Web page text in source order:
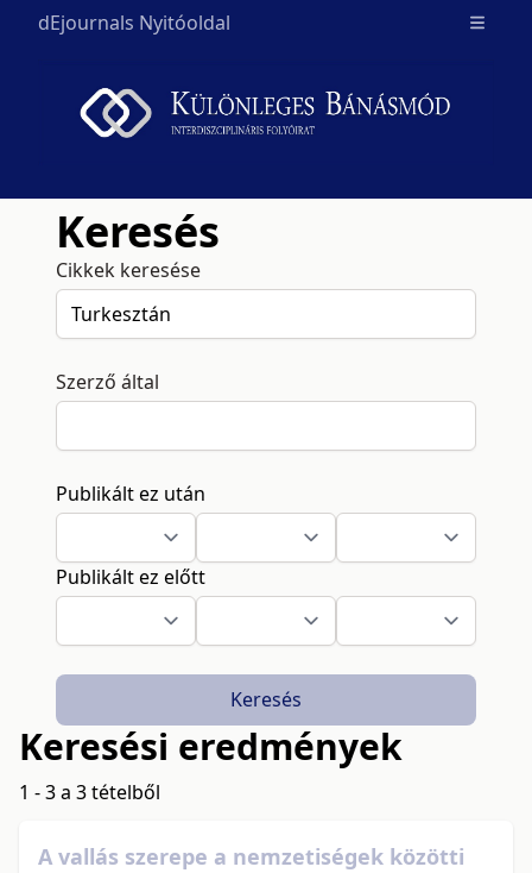
dEjournals Nyitóoldal Open
Keresés
Cikkek keresése
Szerző által
Publikált ez után
Publikált ez előtt
Keresés
Keresési eredmények
1 - 3 a 3 tételből
A vallás szerepe a nemzetiségek közötti